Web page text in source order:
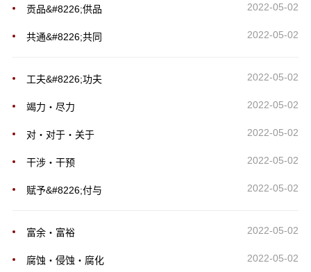
贡品&#8226;供品 2022-05-02
共通&#8226;共同 2022-05-02
工夫&#8226;功夫 2022-05-02
竭力・尽力 2022-05-02
对・对于・关于 2022-05-02
干涉・干预 2022-05-02
赋予&#8226;付与 2022-05-02
富余・富裕 2022-05-02
腐蚀・侵蚀・腐化 2022-05-02